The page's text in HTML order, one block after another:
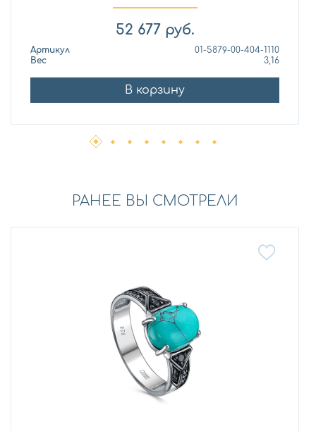
52 677 руб.
Артикул
01-5879-00-404-1110
Вес
3,16
В корзину
РАНЕЕ ВЫ СМОТРЕЛИ